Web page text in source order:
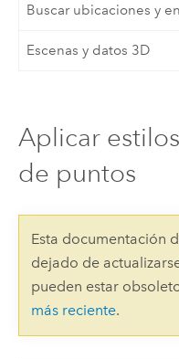
Buscar ubicaciones y
Escenas y datos 3D
Aplicar
de puntos
Esta documentación
dejado de
pueden estar
más reciente.